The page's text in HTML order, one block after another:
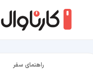
راهنمای سفر